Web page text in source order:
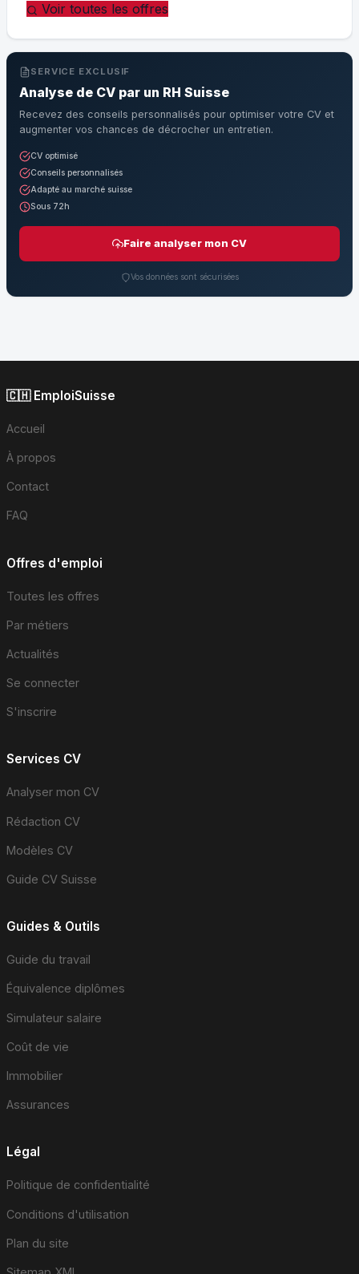
Voir toutes les offres
SERVICE EXCLUSIF
Analyse de CV par un RH Suisse
Recevez des conseils personnalisés pour optimiser votre CV et
augmenter vos chances de décrocher un entretien.
CV optimisé
Conseils personnalisés
Adapté au marché suisse
Sous 72h
Faire analyser mon CV
Vos données sont sécurisées
🇨🇭 EmploiSuisse
Accueil
À propos
Contact
FAQ
Offres d'emploi
Toutes les offres
Par métiers
Actualités
Se connecter
S'inscrire
Services CV
Analyser mon CV
Rédaction CV
Modèles CV
Guide CV Suisse
Guides & Outils
Guide du travail
Équivalence diplômes
Simulateur salaire
Coût de vie
Immobilier
Assurances
Légal
Politique de confidentialité
Conditions d'utilisation
Plan du site